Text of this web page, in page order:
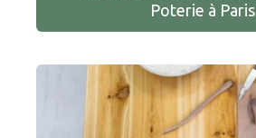
Poterie à Paris